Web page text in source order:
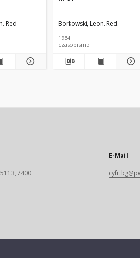
Red. Borkowski, Leon. Red.
1934
czasopismo
7400
E-Mail